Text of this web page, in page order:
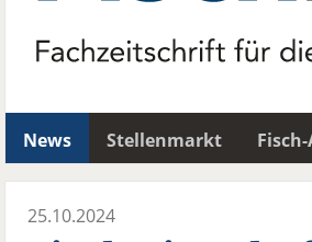
News Stellenmarkt
25.10.2024